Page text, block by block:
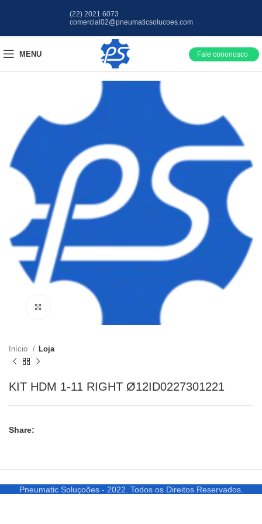
(22) 2021 6073
comercial02@pneumaticsolucoes.com
MENU Fale cononosco
Clique para ampliar
Início Loja
KIT HDM 1-11 RIGHT Ø12ID0227301221
Share:
Pneumatic Soluçoões - 2022. Todos os Direitos Reservados.